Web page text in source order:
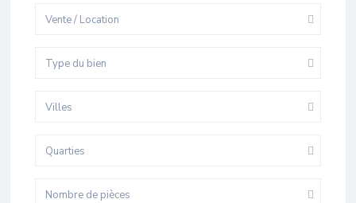
Vente / Location
Type du bien
Villes
Quarties
Nombre de pièces